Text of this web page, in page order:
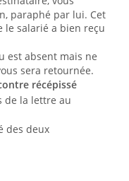
paraphé par lui. Cet
le salarié a bien reçu
est absent mais ne
sera retournée.
récépissé
de la lettre au
des deux